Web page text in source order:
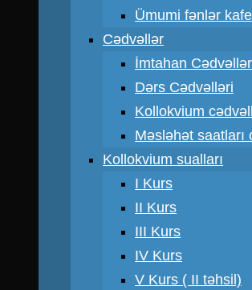
Ümumi fənlər
Cədvəllər
İmtahan
Dərs Cədvəlləri
Kollokvium
Məsləhət saatları
Kollokvium sualları
I Kurs
II Kurs
III Kurs
IV Kurs
V Kurs ( II təhsil)